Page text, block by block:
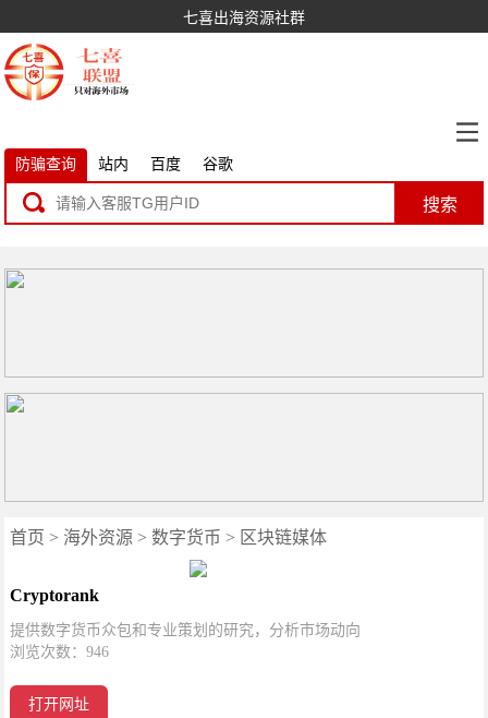
七喜出海资源社群
防骗查询 站内 百度 谷歌
搜索
首页 > 海外资源 >数字货币 > 区块链媒体
Cryptorank
提供数字货币众包和专业策划的研究，分析市场动向
浏览次数：946
打开网址